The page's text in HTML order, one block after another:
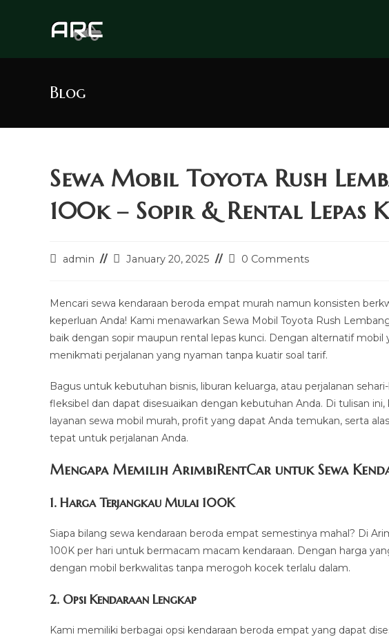
Blog
Sewa Mobil Toyota Rush
100k – Sopir & Rental Lepas
Postadmin
PostJanuary 20, 2025
Post0 Comments
Mencari sewa kendaraan beroda empat murah namun konsisten
keperluan Anda! Kami menawarkan Sewa Mobil Toyota Rush
baik dengan sopir maupun rental lepas kunci. Dengan alternatif
menikmati perjalanan yang nyaman tanpa kuatir soal tarif.
Bagus untuk kebutuhan bisnis, liburan keluarga, atau perjalanan
fleksibel dan dapat disesuaikan dengan kebutuhan Anda. Di tulisan
layanan sewa mobil murah, profit yang dapat Anda temukan, serta
tepat untuk perjalanan Anda.
Mengapa Memilih ArimbiRentCar untuk Sewa
1. Harga Terjangkau Mulai 100K
Siapa bilang sewa kendaraan beroda empat semestinya mahal? Di
100K per hari untuk bermacam macam kendaraan. Dengan harga
dengan mobil berkwalitas tanpa merogoh kocek terlalu dalam.
2. Opsi Kendaraan Lengkap
Kami memiliki berbagai opsi kendaraan beroda empat yang dapat